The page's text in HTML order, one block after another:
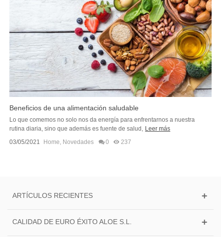
Beneficios de una alimentación saludable
Lo que comemos no solo nos da energía para enfrentarnos a nuestra
rutina diaria, sino que además es fuente de salud, Leer más
03/05/2021
Home, Novedades 0 237
ARTÍCULOS RECIENTES
CALIDAD DE EURO ÉXITO ALOE S.L.